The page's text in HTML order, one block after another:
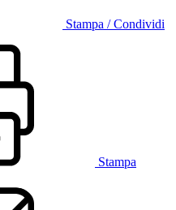
Stampa / Condividi
Stampa